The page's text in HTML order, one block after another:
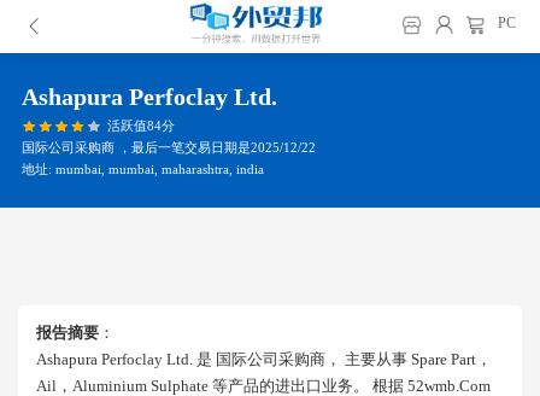
PC
Ashapura Perfoclay Ltd.
活跃值84分
国际公司采购商 ，最后一笔交易日期是2025/12/22
地址: mumbai, mumbai, maharashtra, india
报告摘要 ：
Ashapura Perfoclay Ltd. 是 国际公司采购商， 主要从事 Spare Part，
Ail，aluminium Sulphate 等产品的进出口业务。 根据 52wmb.com